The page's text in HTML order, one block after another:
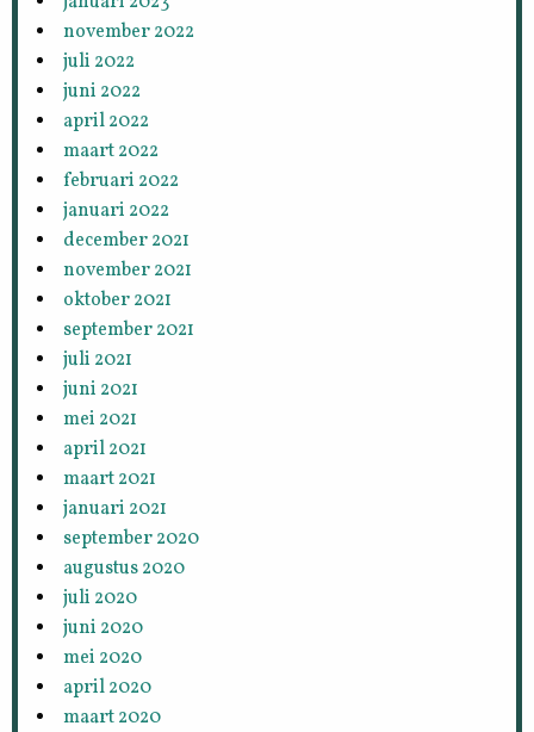
november 2022
juli 2022
juni 2022
april 2022
maart 2022
februari 2022
januari 2022
december 2021
november 2021
oktober 2021
september 2021
juli 2021
juni 2021
mei 2021
april 2021
maart 2021
januari 2021
september 2020
augustus 2020
juli 2020
juni 2020
mei 2020
april 2020
maart 2020